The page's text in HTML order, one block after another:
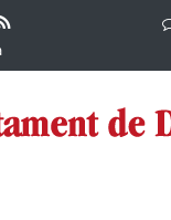
Dénia
de
Dénia
Ajuntament